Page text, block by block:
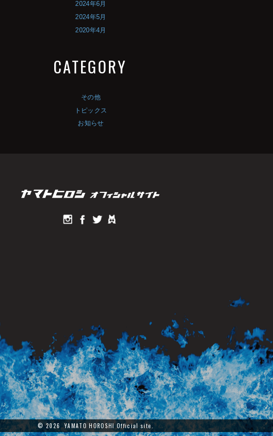
2024年6月
2024年5月
2020年4月
CATEGORY
その他
トピックス
お知らせ
© 2026 YAMATO HOROSHI Official site.